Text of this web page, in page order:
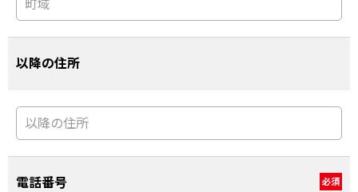
以降の住所
電話番号 必須